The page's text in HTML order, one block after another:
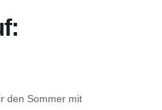
den Sommer mit